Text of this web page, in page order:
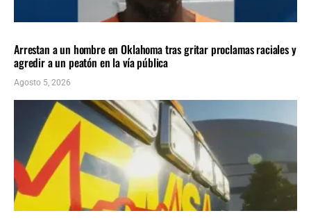
Arrestan a un hombre en Oklahoma tras gritar proclamas raciales y
agredir a un peatón en la vía pública
Agosto 5, 2026